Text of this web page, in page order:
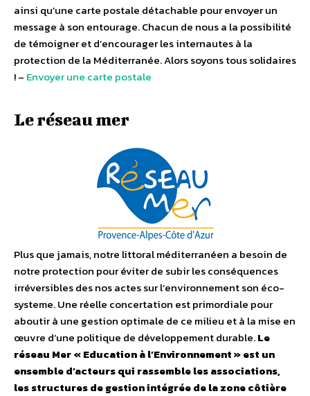
ainsi qu’une carte postale détachable pour envoyer un
message à son entourage. Chacun de nous a la possibilité
de témoigner et d’encourager les internautes à la
protection de la Méditerranée. Alors soyons tous solidaires
! – Envoyer une carte postale
Le réseau mer
Plus que jamais, notre littoral méditerranéen a besoin de
notre protection pour éviter de subir les conséquences
irréversibles des nos actes sur l’environnement son éco-
systeme. Une réelle concertation est primordiale pour
aboutir à une gestion optimale de ce milieu et à la mise en
œuvre d’une politique de développement durable.Le
réseau Mer « Education à l’Environnement » est un
ensemble d’acteurs qui rassemble les associations,
les structures de gestion intégrée de la zone côtière